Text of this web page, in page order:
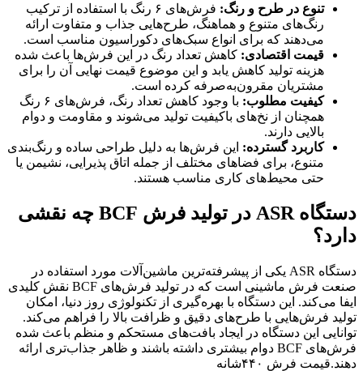
تنوع در طرح و رنگ:
فرش‌های ۶ رنگ با استفاده از ترکیب
رنگ‌های متنوع و هماهنگ، طرح‌هایی جذاب و متفاوت ارائه
می‌دهند که برای انواع سبک‌های دکوراسیون مناسب است.
قیمت اقتصادی: کاهش تعداد رنگ در این فرش‌ها باعث شده
هزینه تولید کاهش یابد و این موضوع قیمت نهایی آن را برای
مشتریان مقرون‌به‌صرفه کرده است.
کیفیت مطلوب:
با وجود کاهش تعداد رنگ، فرش‌های ۶ رنگ
همچنان از نخ‌های باکیفیت تولید می‌شوند و مقاومت و دوام
بالایی دارند.
کاربرد گسترده: این فرش‌ها به دلیل طراحی ساده و رنگ‌بندی
متنوع، برای فضاهای مختلف از جمله اتاق پذیرایی، نشیمن یا
حتی محیط‌های کاری مناسب هستند.
دستگاه ASR در تولید فرش BCF چه نقشی
دارد؟
دستگاه ASR یکی از پیشرفته‌ترین ماشین‌آلات مورد استفاده در
صنعت فرش ماشینی است که در تولید فرش‌های BCF نقش کلیدی
ایفا می‌کند. این دستگاه با بهره‌گیری از تکنولوژی روز دنیا، امکان
تولید فرش‌هایی با طرح‌های دقیق و ظرافت بالا را فراهم می‌کند.
توانایی این دستگاه در ایجاد بافت‌های مستحکم و منظم باعث شده
فرش‌های BCF دوام بیشتری داشته باشند و ظاهر جذاب‌تری ارائه
دهند.قیمت فرش ۴۴۰شانه